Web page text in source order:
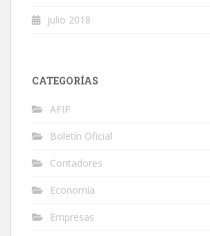
julio 2018
CATEGORÍAS
AFIP
Boletín Oficial
Contadores
Economía
Empresas